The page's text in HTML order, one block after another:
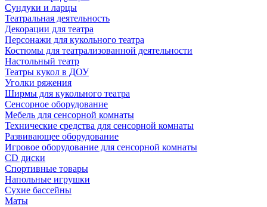
Сундуки и ларцы
Театральная деятельность
Декорации для театра
Персонажи для кукольного театра
Костюмы для театрализованной деятельности
Настольный театр
Театры кукол в ДОУ
Уголки ряжения
Ширмы для кукольного театра
Сенсорное оборудование
Мебель для сенсорной комнаты
Технические средства для сенсорной комнаты
Развивающее оборудование
Игровое оборудование для сенсорной комнаты
CD диски
Спортивные товары
Напольные игрушки
Сухие бассейны
Маты